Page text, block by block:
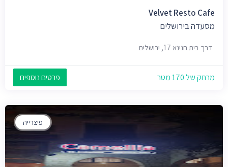
Velvet Resto Cafe
מסעדה בירושלים
דרך בית חנינא 17, ירושלים
מרחק של 170 מטר פרטים נוספים
פיצרייה